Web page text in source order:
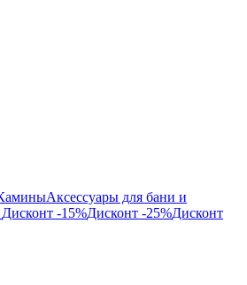
Аксессуары для бани и
Дисконт -15%Дисконт -25%Дисконт